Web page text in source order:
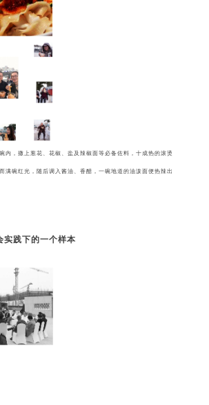
内，撒上葱花、花椒、盐及辣椒面等必备佐料，十成热的滚烫
满碗红光，随后调入 酱油、香醋，一碗地道的油泼面便热辣出
实践下的一个样本